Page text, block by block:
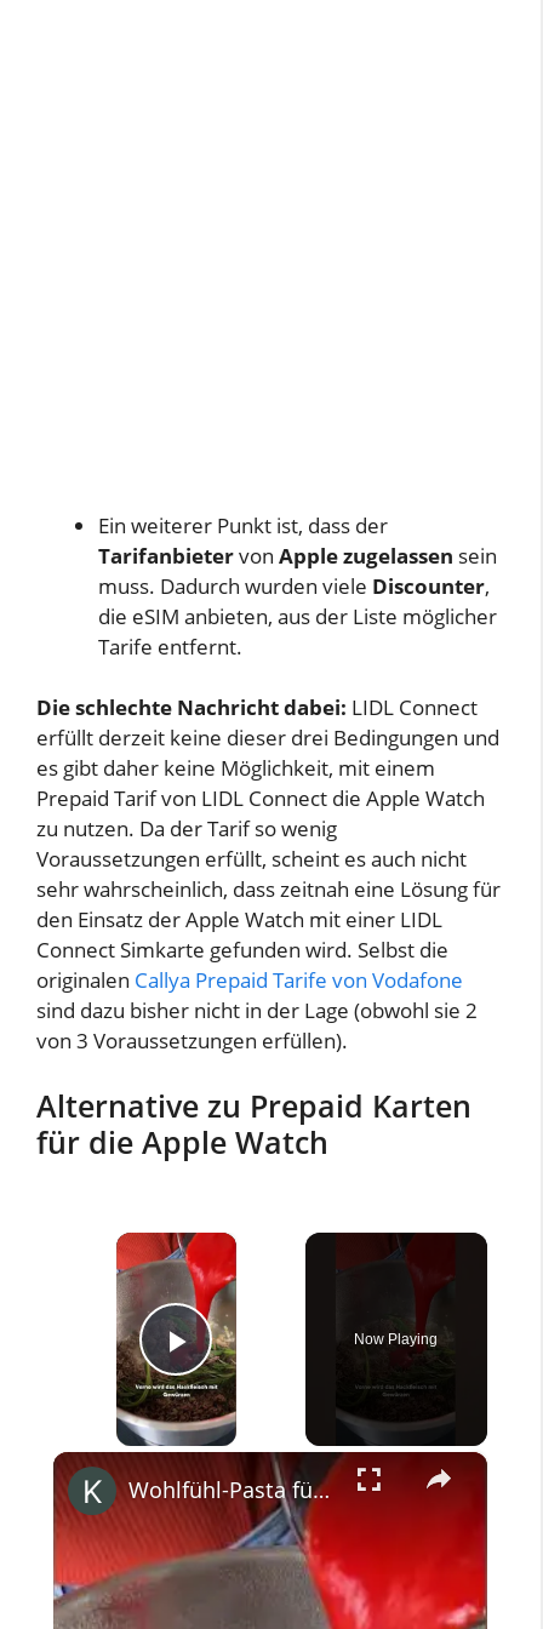
Ein weiterer Punkt ist, dass der
Tarifanbietervon Apple zugelassen sein
muss. Dadurch wurden viele Discounter,
die eSIM anbieten, aus der Liste möglicher
Tarife entfernt.
Die schlechte Nachricht dabei: LIDL Connect
erfüllt derzeit keine dieser drei Bedingungen und
es gibt daher keine Möglichkeit, mit einem
Prepaid Tarif von LIDL Connect die Apple Watch
zu nutzen. Da der Tarif so wenig
Voraussetzungen erfüllt, scheint es auch nicht
sehr wahrscheinlich, dass zeitnah eine Lösung für
den Einsatz der Apple Watch mit einer LIDL
Connect Simkarte gefunden wird. Selbst die
originalen Callya Prepaid Tarife von Vodafone
sind dazu bisher nicht in der Lage (obwohl sie 2
von 3 Voraussetzungen erfüllen).
Alternative zu Prepaid Karten
für die Apple Watch
×
Play Video
Now Playing
×
Wohlfühl-Pasta für faule Tage! #kitchenstories #anyonecancook #siemenshome #enjoysiemens #bolognese